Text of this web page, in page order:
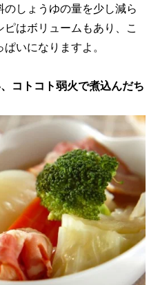
のしょうゆの量を少し減ら
はボリュームもあり、こ
いになりますよ。
コトコト弱火で煮込んだち